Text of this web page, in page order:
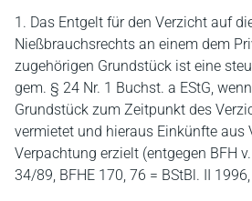
1. Das Entgelt für den Verzicht auf
Nießbrauchsrechts an einem dem
zugehörigen Grundstück ist eine
gem. § 24 Nr. 1 Buchst. a EStG,
Grundstück zum Zeitpunkt des
vermietet und hieraus Einkünfte aus
Verpachtung erzielt (entgegen BFH
34/89, BFHE 170, 76 = BStBl. II